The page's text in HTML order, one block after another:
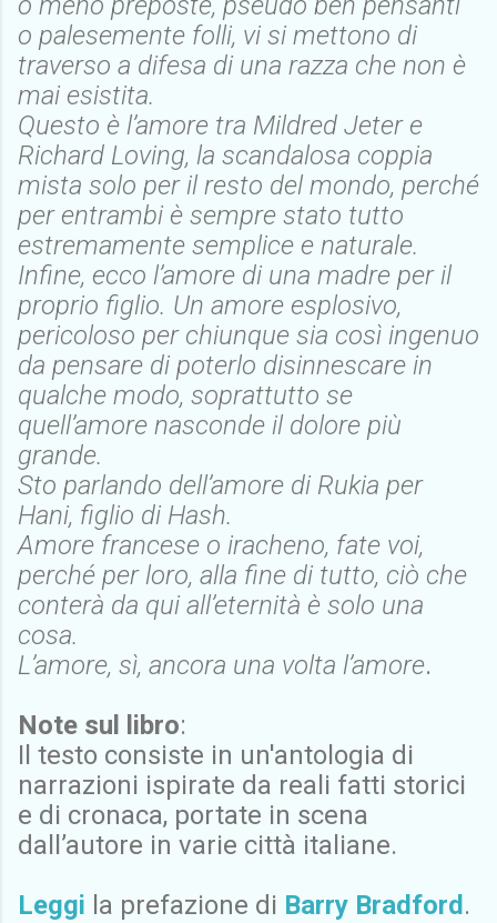
o palesemente folli, vi si mettono di
traverso a difesa di una razza che non è
mai esistita.
Questo è l’amore tra Mildred Jeter e
Richard Loving, la scandalosa coppia
mista solo per il resto del mondo, perché
per entrambi è sempre stato tutto
estremamente semplice e naturale.
Infine, ecco l’amore di una madre per il
proprio figlio. Un amore esplosivo,
pericoloso per chiunque sia così ingenuo
da pensare di poterlo disinnescare in
qualche modo, soprattutto se
quell’amore nasconde il dolore più
grande.
Sto parlando dell’amore di Rukia per
Hani, figlio di Hash.
Amore francese o iracheno, fate voi,
perché per loro, alla fine di tutto, ciò che
conterà da qui all’eternità è solo una
cosa.
L’amore, sì, ancora una volta l’amore.
Note sul libro:
Il testo consiste in un'antologia di
narrazioni ispirate da reali fatti storici
e di cronaca, portate in scena
dall’autore in varie città italiane.
Leggi la prefazione di Barry Bradford .